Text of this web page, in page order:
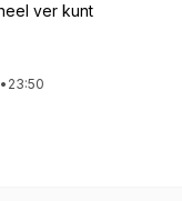
ver kunt
• 23:50